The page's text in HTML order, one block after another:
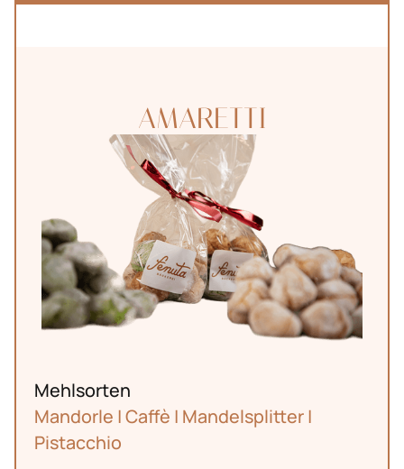
Mehlsorten
Mandorle | Caffè | Mandelsplitter |
Pistacchio
AMARETTI